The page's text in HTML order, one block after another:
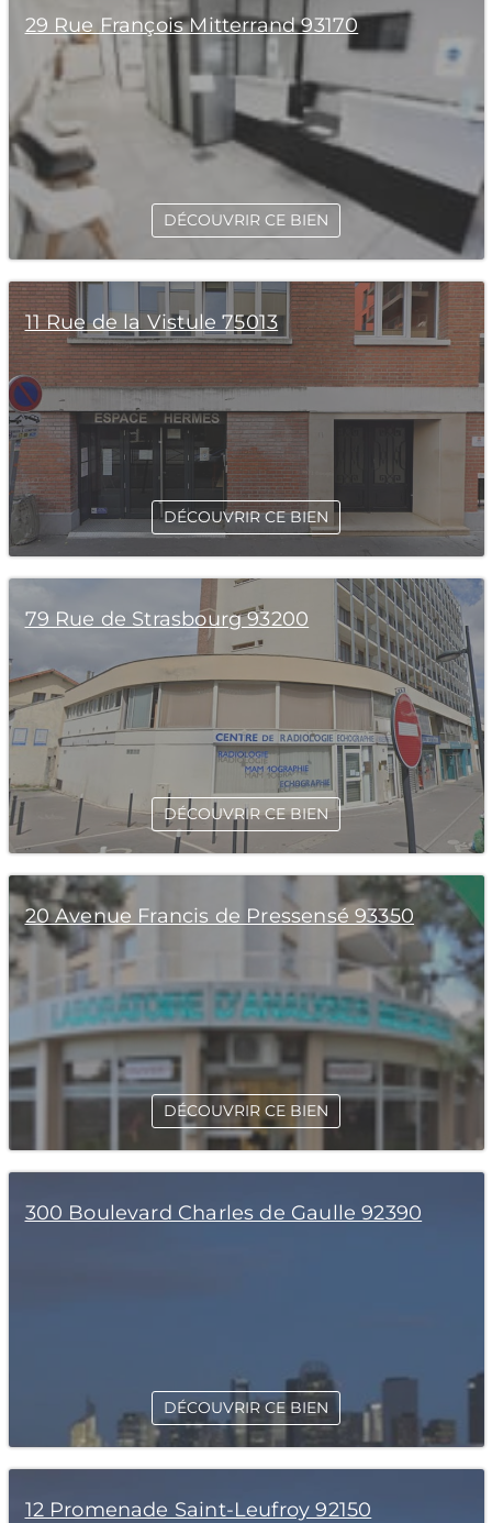
29 Rue François Mitterrand 93170
DÉCOUVRIR CE BIEN
11 Rue de la Vistule 75013
DÉCOUVRIR CE BIEN
79 Rue de Strasbourg 93200
DÉCOUVRIR CE BIEN
20 Avenue Francis de Pressensé 93350
DÉCOUVRIR CE BIEN
300 Boulevard Charles de Gaulle 92390
DÉCOUVRIR CE BIEN
12 Promenade Saint-Leufroy 92150